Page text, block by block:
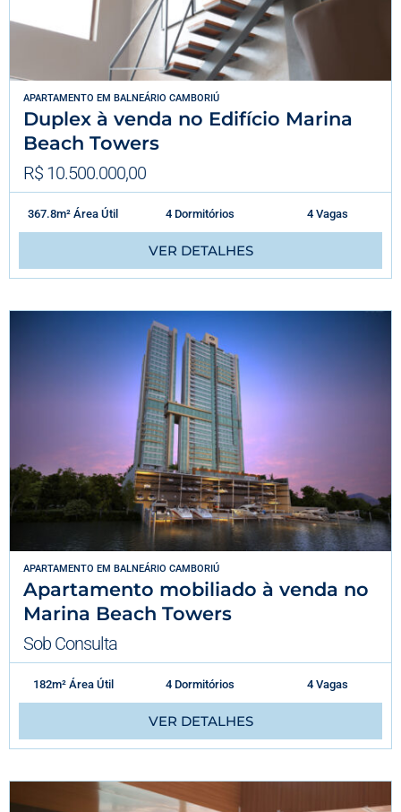
APARTAMENTO EM BALNEÁRIO CAMBORIÚ
Duplex à venda no Edifício Marina
Beach Towers
R$ 10.500.000,00
367.8m² Área Útil 4 Dormitórios 4 Vagas
VER DETALHES
APARTAMENTO EM BALNEÁRIO CAMBORIÚ
Apartamento mobiliado à venda no
Marina Beach Towers
Sob Consulta
182m² Área Útil 4 Dormitórios 4 Vagas
VER DETALHES